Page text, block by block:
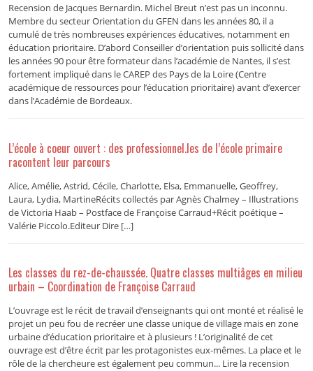
Recension de Jacques Bernardin. Michel Breut n’est pas un inconnu.
Membre du secteur Orientation du GFEN dans les années 80, il a
cumulé de très nombreuses expériences éducatives, notamment en
éducation prioritaire. D’abord Conseiller d’orientation puis sollicité dans
les années 90 pour être formateur dans l’académie de Nantes, il s’est
fortement impliqué dans le CAREP des Pays de la Loire (Centre
académique de ressources pour l’éducation prioritaire) avant d’exercer
dans l’Académie de Bordeaux.
L’école à coeur ouvert : des professionnel.les de l’école primaire
racontent leur parcours
Alice, Amélie, Astrid, Cécile, Charlotte, Elsa, Emmanuelle, Geoffrey,
Laura, Lydia, MartineRécits collectés par Agnès Chalmey – Illustrations
de Victoria Haab – Postface de Françoise Carraud+Récit poétique –
Valérie Piccolo.Editeur Dire […]
Les classes du rez-de-chaussée. Quatre classes multiâges en milieu
urbain – Coordination de Françoise Carraud
L’ouvrage est le récit de travail d’enseignants qui ont monté et réalisé le
projet un peu fou de recréer une classe unique de village mais en zone
urbaine d’éducation prioritaire et à plusieurs ! L’originalité de cet
ouvrage est d’être écrit par les protagonistes eux-mêmes. La place et le
rôle de la chercheure est également peu commun... Lire la recension